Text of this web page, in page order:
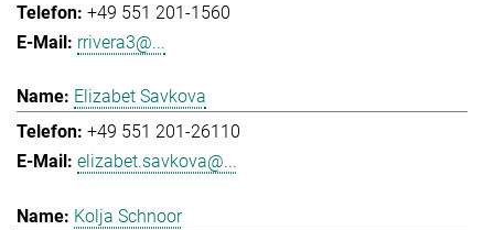
+49 551 201-1560
rrivera3@...
Elizabet Savkova
+49 551 201-26110
elizabet.savkova@...
Kolja Schnoor